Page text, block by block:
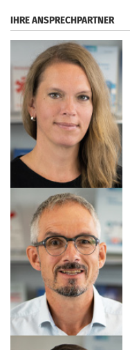
IHRE ANSPRECHPARTNER